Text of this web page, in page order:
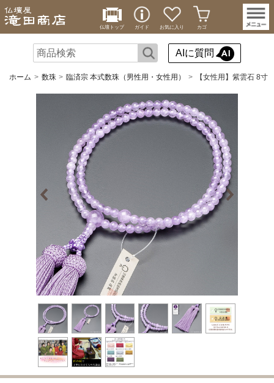
仏壇トップ ガイド お気に入り カゴ
AIに質問
ホーム 数珠 臨済宗 本式数珠（男性用・女性用） 【女性用】紫雲石 8寸